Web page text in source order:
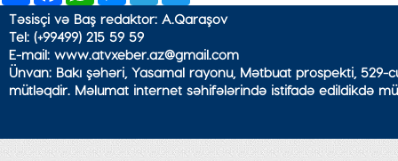
Təsisçi və Baş redaktor: A.Qaraşov
Tel: (+99499) 215 59 59
E-mail: www.atvxeber.az@gmail.com
Ünvan: Bakı şəhəri, Yasamal rayonu, Mətbuat prospekti,
mütləqdir. Məlumat internet səhifələrində istifadə edildikdə